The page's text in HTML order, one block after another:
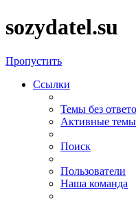
sozydatel.su
Пропустить
Ссылки
Темы без
Активные темы
Поиск
Пользователи
Наша команда